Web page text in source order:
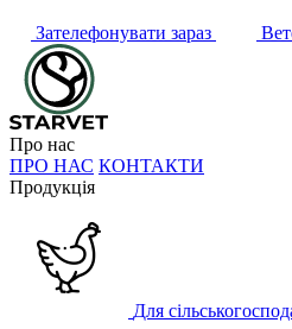
Зателефонувати зараз
Про нас
ПРО НАС КОНТАКТИ
Продукція
Для